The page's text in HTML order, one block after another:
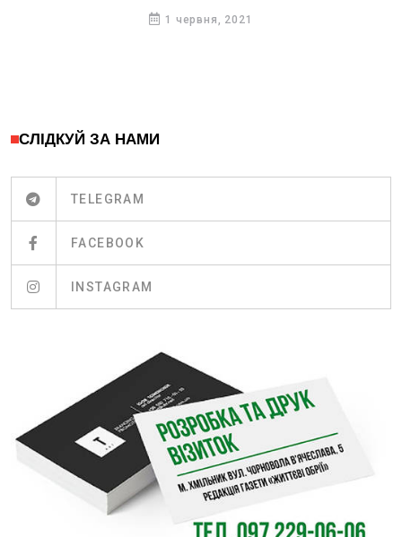
1 червня, 2021
СЛІДКУЙ ЗА НАМИ
TELEGRAM
FACEBOOK
INSTAGRAM